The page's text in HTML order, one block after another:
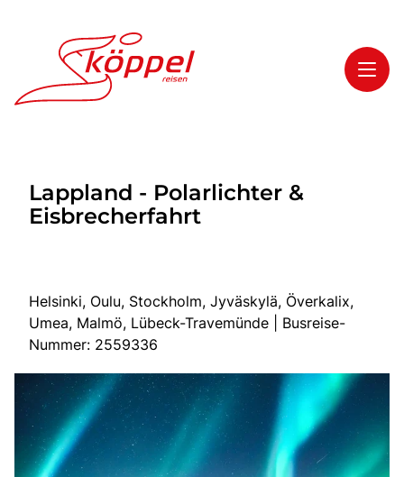
Highlights
Service
Start
Mehrtagesreisen
Tagesreisen
Bus anmieten
Service
Lappland - Polarlichter &
Eisbrecherfahrt
Helsinki, Oulu, Stockholm, Jyväskylä, Överkalix,
Umea, Malmö, Lübeck-Travemünde | Busreise-
Nummer: 2559336